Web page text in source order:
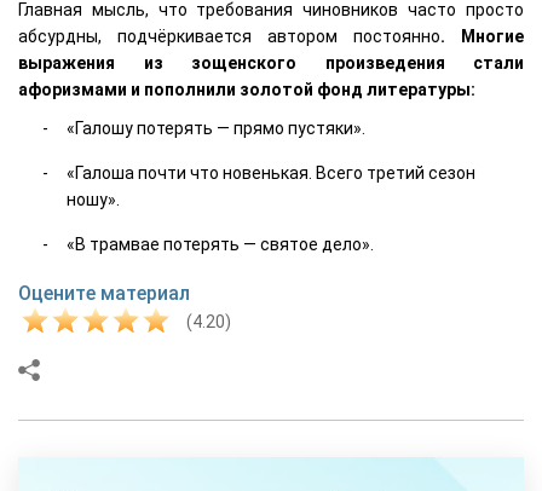
Главная мысль, что требования чиновников часто просто
абсурдны, подчёркивается автором постоянно. Многие
выражения из зощенского произведения стали
афоризмами и пополнили золотой фонд литературы:
«Галошу потерять — прямо пустяки».
«Галоша почти что новенькая. Всего третий сезон
ношу».
«В трамвае потерять — святое дело».
Оцените материал
(4.20)